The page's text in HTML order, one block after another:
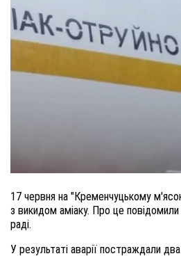
17 червня на "Кременчуцькому
з викидом аміаку. Про це повідомили
раді.
У результаті аварії постраждали